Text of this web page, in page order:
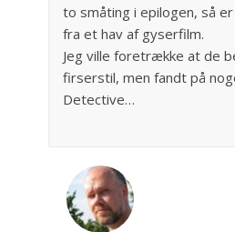
to småting i epilogen, så
fra et hav af gyserfilm.
Jeg ville foretrække at de
firserstil, men fandt på
Detective…